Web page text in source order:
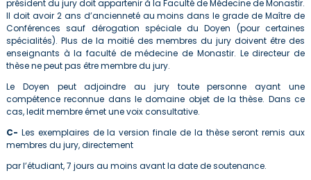
président du jury doit appartenir à la Faculté de Médecine de Monastir.
Il doit avoir 2 ans d’ancienneté au moins dans le grade de Maître de
Conférences sauf dérogation spéciale du Doyen (pour certaines
spécialités). Plus de la moitié des membres du jury doivent être des
enseignants à la faculté de médecine de Monastir. Le directeur de
thèse ne peut pas être membre du jury.
Le Doyen peut adjoindre au jury toute personne ayant une
compétence reconnue dans le domaine objet de la thèse. Dans ce
cas, ledit membre émet une voix consultative.
C- Les exemplaires de la version finale de la thèse seront remis aux
membres du jury, directement
par l’étudiant, 7 jours au moins avant la date de soutenance.